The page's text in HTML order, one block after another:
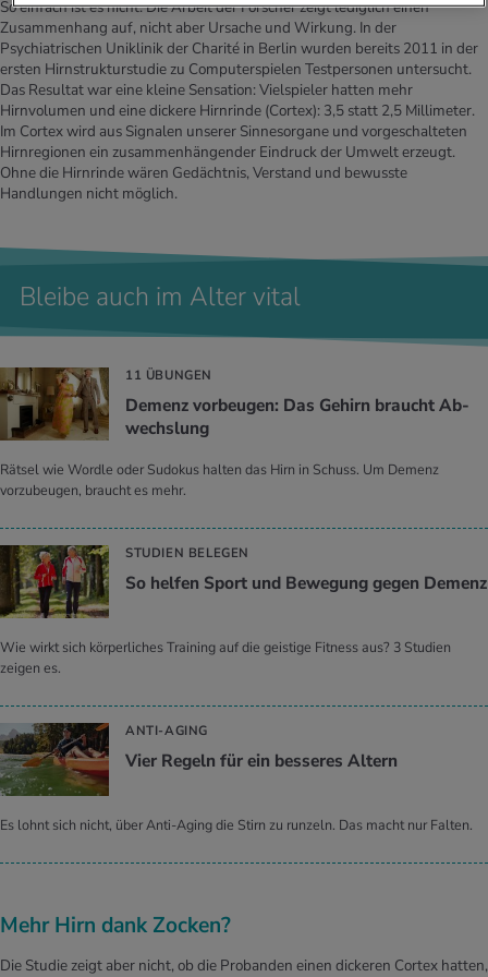
So einfach ist es nicht. Die Arbeit der Forscher zeigt lediglich einen
Zusammenhang auf, nicht aber Ursache und Wirkung. In der
Psychiatrischen Uniklinik der Charité in Berlin wurden bereits 2011 in der
ersten Hirnstrukturstudie zu Computerspielen Testpersonen untersucht.
Das Resultat war eine kleine Sensation: Vielspieler hatten mehr
Hirnvolumen und eine dickere Hirnrinde (Cortex): 3,5 statt 2,5 Millimeter.
Im Cortex wird aus Signalen unserer Sinnesorgane und vorgeschalteten
Hirnregionen ein zusammenhängender Eindruck der Umwelt erzeugt.
Ohne die Hirnrinde wären Gedächtnis, Verstand und bewusste
Handlungen nicht möglich.
Bleibe auch im Alter vital
11 ÜBUNGEN
De­menz vor­beu­gen: Das Ge­hirn braucht Ab­
wechs­lung
Rätsel wie Wordle oder Sudokus halten das Hirn in Schuss. Um Demenz
vorzubeugen, braucht es mehr.
STUDIEN BELEGEN
So hel­fen Sport und Be­we­gung gegen De­menz
Wie wirkt sich körperliches Training auf die geistige Fitness aus? 3 Studien
zeigen es.
ANTI-AGING
Vier Re­geln für ein bes­se­res Al­tern
Es lohnt sich nicht, über Anti-Aging die Stirn zu runzeln. Das macht nur Falten.
Mehr Hirn dank Zocken?
Die Studie zeigt aber nicht, ob die Probanden einen dickeren Cortex hatten,